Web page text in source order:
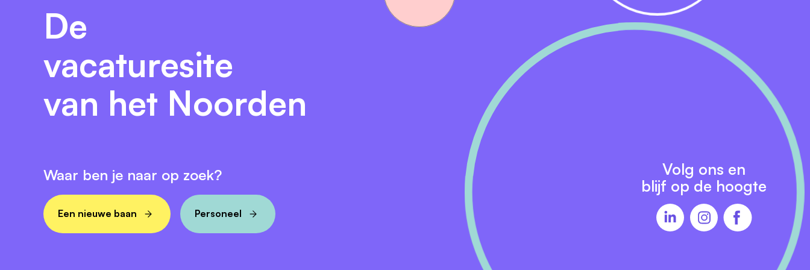
Ben je enthousiast geworden? Reageren kan tot en met zondag 14 juni 2026.
Voor inhoudelijke informatie over deze vacature kun je contact opnemen met Elles Talma, manager
centrale behandeldienst - verstandelijk gehandicaptenzorg Noord, via telefoonnummer 06-50196362.
Neem dan contact op met Marloes Bos, corporate recruiter, via
telefoonnummer 06-21984928.
De
vacaturesite
van het Noorden
Waar ben je naar op zoek?
Een nieuwe baan Personeel
Volg ons en
blijf op de hoogte